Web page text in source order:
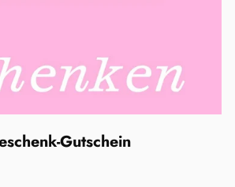
Gutschein